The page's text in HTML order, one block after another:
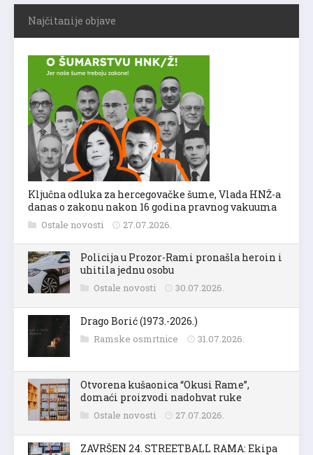
Najčitanije objave
Ključna odluka za hercegovačke šume, Vlada HNŽ-a
danas o zakonu nakon 16 godina pravnog vakuuma
Ostale novosti 27.07.2026.
Policija u Prozor-Rami pronašla heroin i
uhitila jednu osobu
Ostale novosti 30.07.2026.
Drago Borić (1973.-2026.)
Ramske osmrtnice 31.07.2026.
Otvorena kušaonica “Okusi Rame”,
domaći proizvodi nadohvat ruke
Ostale novosti 27.07.2026.
ZAVRŠEN 24. STREETBALL RAMA: Ekipa